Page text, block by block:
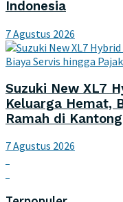
Indonesia
7 Agustus 2026
Suzuki New XL7
Keluarga Hemat,
Ramah di Kantong
7 Agustus 2026